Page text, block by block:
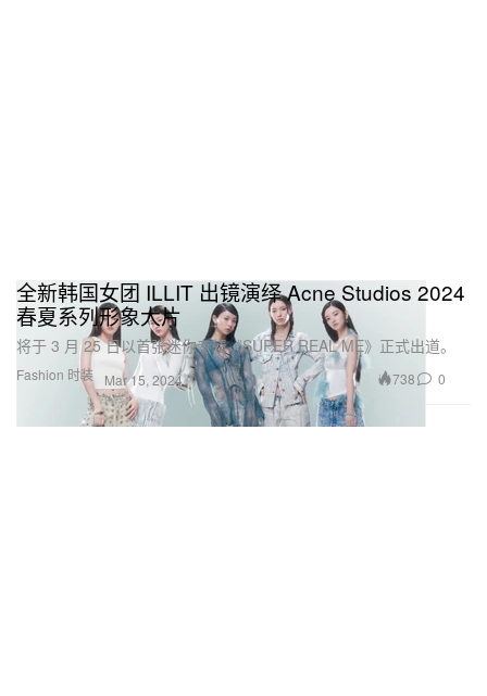
Fashion 时装
全新韩国女团 ILLIT 出镜演绎 Acne Studios 2024
春夏系列形象大片
将于 3 月 25 日以首张迷你专辑《SUPER REAL ME》正式出道。
Mar 15, 2024 738 0